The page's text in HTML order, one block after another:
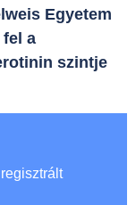
Egyetem
a
szintje